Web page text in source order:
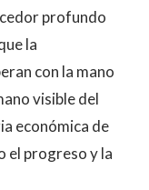
profundo
la
con la mano
visible del
económica de
el progreso y la